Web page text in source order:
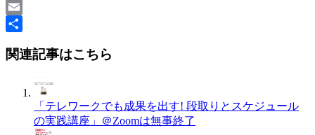
Twitter
Email
有
関連記事はこちら
「テレワークでも成果を出す! 段取りとスケジュール
の実践講座」＠Zoomは無事終了